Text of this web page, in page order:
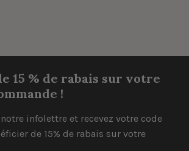
15 % de rabais sur votre
!
infolettre et recevez votre code
de 15% de rabais sur votre